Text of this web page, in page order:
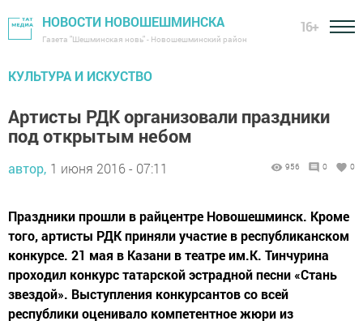
НОВОСТИ НОВОШЕШМИНСКА
Газета "Шешминская новь" - Новошешминский район
16+
КУЛЬТУРА И ИСКУСТВО
Артисты РДК организовали праздники
под открытым небом
автор, 1 июня 2016 - 07:11 956 0 0
Праздники прошли в райцентре Новошешминск. Кроме
того, артисты РДК приняли участие в республиканском
конкурсе. 21 мая в Казани в театре им.К. Тинчурина
проходил конкурс татарской эстрадной песни «Стань
звездой». Выступления конкурсантов со всей
республики оценивало компетентное жюри из